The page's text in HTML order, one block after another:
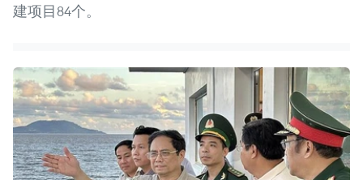
建项目84个。 ​